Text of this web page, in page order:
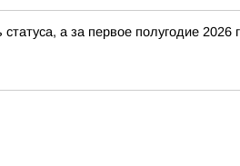
а за первое полугодие